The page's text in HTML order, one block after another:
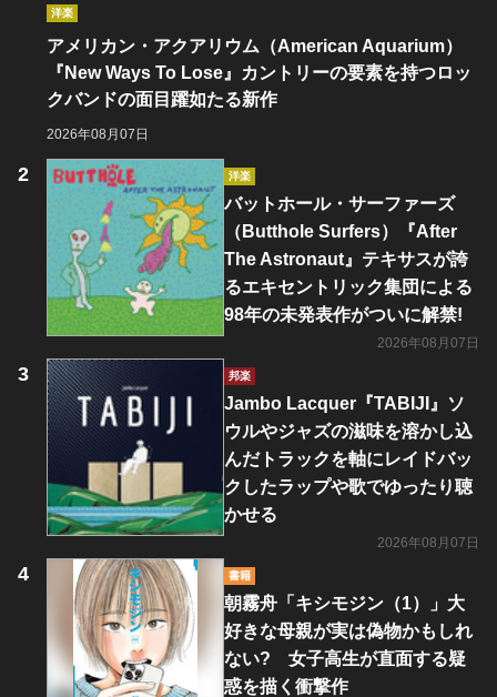
洋楽
アメリカン・アクアリウム（American Aquarium）
『New Ways To Lose』カントリーの要素を持つロッ
クバンドの面目躍如たる新作
2026年08月07日
洋楽
バットホール・サーファーズ
（Butthole Surfers）『After
The Astronaut』テキサスが誇
るエキセントリック集団による
98年の未発表作がついに解禁!
2026年08月07日
邦楽
Jambo Lacquer『TABIJI』ソ
ウルやジャズの滋味を溶かし込
んだトラックを軸にレイドバッ
クしたラップや歌でゆったり聴
かせる
2026年08月07日
書籍
朝霧舟「キシモジン（1）」大
好きな母親が実は偽物かもしれ
ない? 女子高生が直面する疑
惑を描く衝撃作